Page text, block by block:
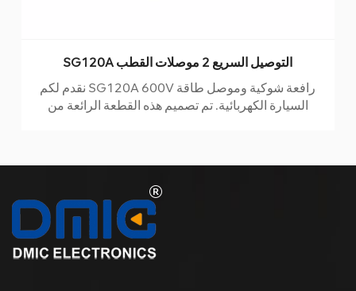
موصل قابس البطارية SG175A
نقدم لكم أحدث منتجاتنا ، موصل قابس بطارية الطاقة
السريع SG175A - الحل النهائي لجميع احتياجاتك من